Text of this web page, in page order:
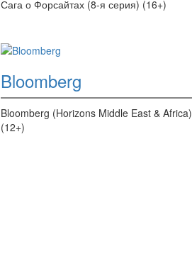
Сага о Форсайтах (8-я серия) (16+)
Bloomberg
Bloomberg (Horizons Middle East & Africa)
(12+)